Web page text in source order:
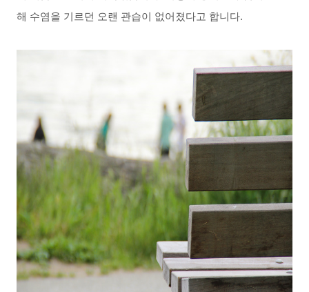
해 수염을 기르던 오랜 관습이 없어졌다고 합니다.